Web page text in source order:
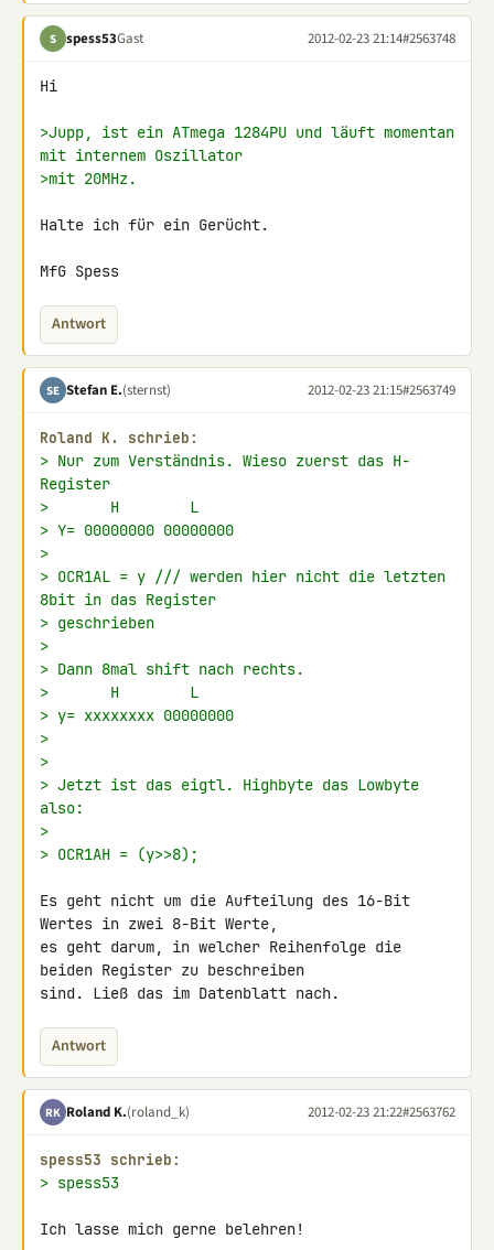
S spess53Gast 2012-02-23 21:14#2563748
Hi
>Jupp, ist ein ATmega 1284PU und läuft momentan
mit internem Oszillator
>mit 20MHz.
Halte ich für ein Gerücht.
MfG Spess
Antwort
SE Stefan E.(sternst) 2012-02-23 21:15#2563749
Roland K. schrieb:
> Nur zum Verständnis. Wieso zuerst das H-
Register
>       H        L
> Y= 00000000 00000000
>
> OCR1AL = y /// werden hier nicht die letzten
8bit in das Register
> geschrieben
>
> Dann 8mal shift nach rechts.
>       H        L
> y= xxxxxxxx 00000000
>
>
> Jetzt ist das eigtl. Highbyte das Lowbyte
also:
>
> OCR1AH = (y>>8);
Es geht nicht um die Aufteilung des 16-Bit
Wertes in zwei 8-Bit Werte,
es geht darum, in welcher Reihenfolge die
beiden Register zu beschreiben
sind. Ließ das im Datenblatt nach.
Antwort
RK Roland K.(roland_k) 2012-02-23 21:22#2563762
spess53 schrieb:
> spess53
Ich lasse mich gerne belehren!